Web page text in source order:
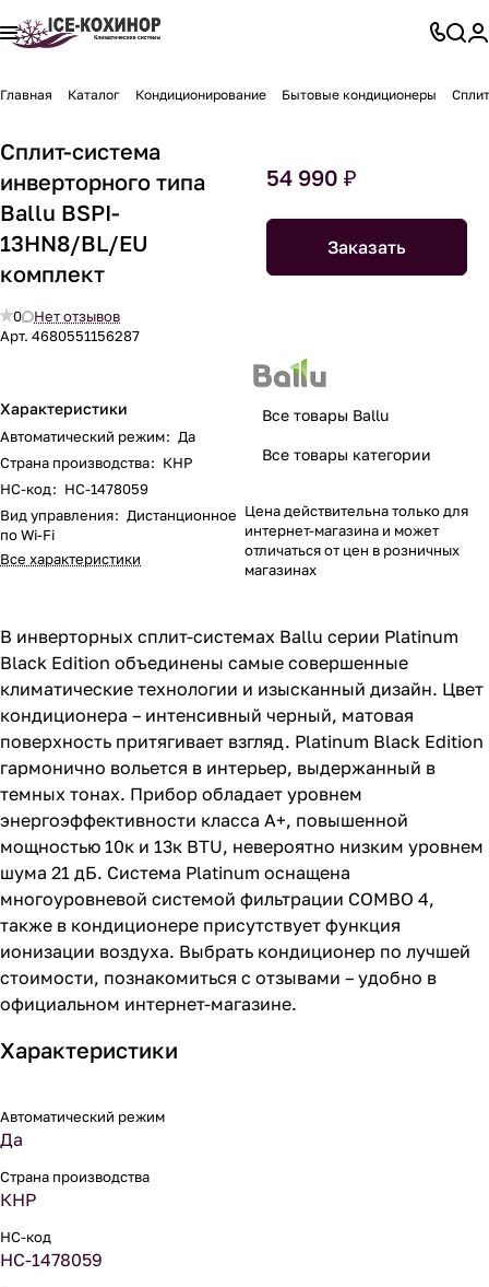
Главная Каталог Кондиционирование Бытовые кондиционеры
Сплит-система
инверторного типа
Ballu BSPI-
13HN8/BL/EU
комплект
0
Нет отзывов
Арт. 4680551156287
Характеристики
Автоматический режим: Да
Страна производства: КНР
НС-код: НС-1478059
Вид управления: Дистанционное
по Wi-Fi
Все характеристики
54 990 ₽
Заказать
Все товары Ballu
Все товары категории
Цена действительна только для
интернет-магазина и может
отличаться от цен в розничных
магазинах
В инверторных сплит-системах Ballu серии Platinum
Black Edition объединены самые совершенные
климатические технологии и изысканный дизайн. Цвет
кондиционера – интенсивный черный, матовая
поверхность притягивает взгляд. Platinum Black Edition
гармонично вольется в интерьер, выдержанный в
темных тонах. Прибор обладает уровнем
энергоэффективности класса A+, повышенной
мощностью 10к и 13к BTU, невероятно низким уровнем
шума 21 дБ. Система Platinum оснащена
многоуровневой системой фильтрации COMBO 4,
также в кондиционере присутствует функция
ионизации воздуха. Выбрать кондиционер по лучшей
стоимости, познакомиться с отзывами – удобно в
официальном интернет-магазине.
Характеристики
Автоматический режим
Да
Страна производства
КНР
НС-код
НС-1478059